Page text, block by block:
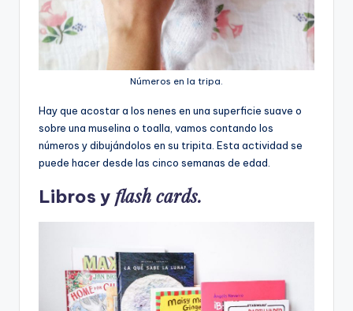
Números en la tripa.
Hay que acostar a los nenes en una superficie suave o
sobre una muselina o toalla, vamos contando los
números y dibujándolos en su tripita. Esta actividad se
puede hacer desde las cinco semanas de edad.
Libros y flash cards.